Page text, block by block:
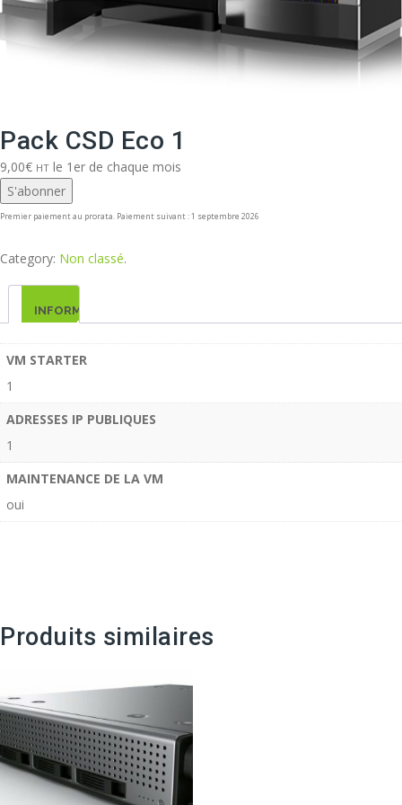
Pack CSD Eco 1
9,00€ HT le 1er de chaque mois
S'abonner
Premier paiement au prorata. Paiement suivant : 1 septembre 2026
Category: Non classé.
INFORMATIONS
VM STARTER
1
ADRESSES IP PUBLIQUES
1
MAINTENANCE DE LA VM
oui
Produits similaires